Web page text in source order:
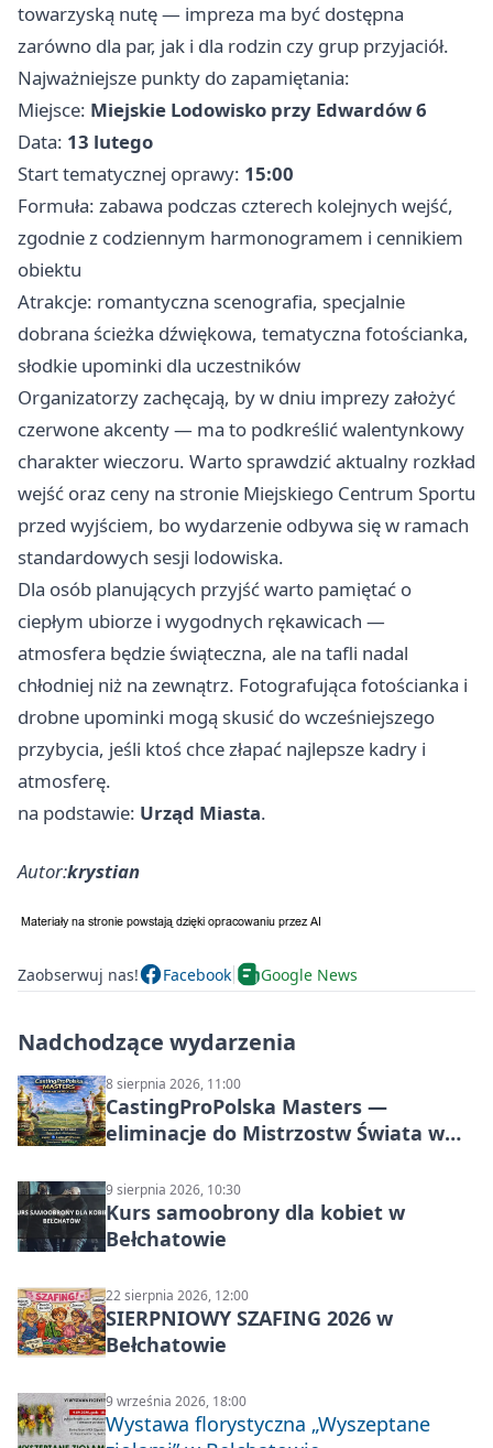
towarzyską nutę — impreza ma być dostępna
zarówno dla par, jak i dla rodzin czy grup przyjaciół.
Najważniejsze punkty do zapamiętania:
Miejsce: Miejskie Lodowisko przy Edwardów 6
Data: 13 lutego
Start tematycznej oprawy: 15:00
Formuła: zabawa podczas czterech kolejnych wejść,
zgodnie z codziennym harmonogramem i cennikiem
obiektu
Atrakcje: romantyczna scenografia, specjalnie
dobrana ścieżka dźwiękowa, tematyczna fotościanka,
słodkie upominki dla uczestników
Organizatorzy zachęcają, by w dniu imprezy założyć
czerwone akcenty — ma to podkreślić walentynkowy
charakter wieczoru. Warto sprawdzić aktualny rozkład
wejść oraz ceny na stronie Miejskiego Centrum Sportu
przed wyjściem, bo wydarzenie odbywa się w ramach
standardowych sesji lodowiska.
Dla osób planujących przyjść warto pamiętać o
ciepłym ubiorze i wygodnych rękawicach —
atmosfera będzie świąteczna, ale na tafli nadal
chłodniej niż na zewnątrz. Fotografująca fotościanka i
drobne upominki mogą skusić do wcześniejszego
przybycia, jeśli ktoś chce złapać najlepsze kadry i
atmosferę.
na podstawie: Urząd Miasta.
Autor:krystian
Zaobserwuj nas! Facebook Google News
Nadchodzące wydarzenia
8 sierpnia 2026, 11:00
CastingProPolska Masters —
eliminacje do Mistrzostw Świata w
9 sierpnia 2026, 10:30
Kurs samoobrony dla kobiet w
Bełchatowie
22 sierpnia 2026, 12:00
SIERPNIOWY SZAFING 2026 w
Bełchatowie
9 września 2026, 18:00
Wystawa florystyczna „Wyszeptane